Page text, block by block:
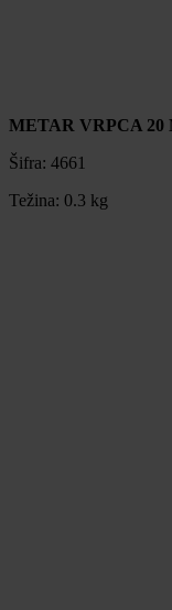
METAR VRPCA 20
Šifra: 4661
Težina: 0.3 kg